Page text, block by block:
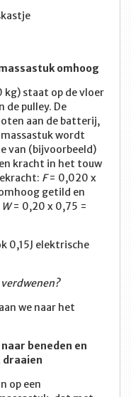
omhoog
kg) staat op de vloer
de pulley. De
aan de batterij,
wordt
van (bijvoorbeeld)
kracht in het touw
F= 0,020 x
getild en
W= 0,20 x 0,75 =
0,15J elektrische
we naar het
beneden en
op een